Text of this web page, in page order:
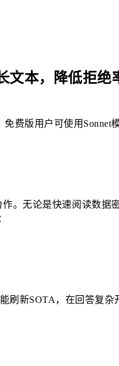
文本，降低拒绝
费版用户可使用Sonnet
。无论是快速阅读数
刷新SOTA，在回答复杂